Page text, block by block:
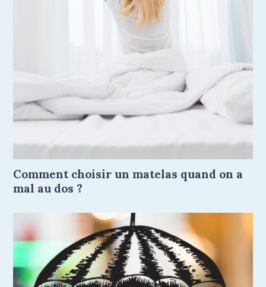
Comment choisir un matelas quand on a
mal au dos ?